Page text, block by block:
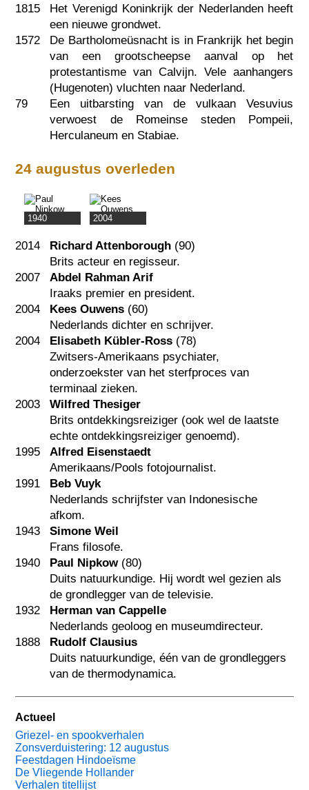
1815
Het Verenigd Koninkrijk der Nederlanden heeft
een nieuwe grondwet.
1572
De Bartholomeüsnacht is in Frankrijk het begin
van een grootscheepse aanval op het
protestantisme van Calvijn. Vele aanhangers
(Hugenoten) vluchten naar Nederland.
79
Een uitbarsting van de vulkaan Vesuvius
verwoest de Romeinse steden Pompeii,
Herculaneum en Stabiae.
24 augustus overleden
1940 2004
2014 Richard Attenborough (90)
Brits acteur en regisseur.
2007
Abdel Rahman Arif
Iraaks premier en president.
2004
Kees Ouwens (60)
Nederlands dichter en schrijver.
2004
Elisabeth Kübler-Ross (78)
Zwitsers-Amerikaans psychiater,
onderzoekster van het sterfproces van
terminaal zieken.
2003
Wilfred Thesiger
Brits ontdekkingsreiziger (ook wel de laatste
echte ontdekkingsreiziger genoemd).
1995
Alfred Eisenstaedt
Amerikaans/Pools fotojournalist.
1991
Beb Vuyk
Nederlands schrijfster van Indonesische
afkom.
1943
Simone Weil
Frans filosofe.
1940
Paul Nipkow(80)
Duits natuurkundige. Hij wordt wel gezien als
de grondlegger van de televisie.
1932
Herman van Cappelle
Nederlands geoloog en museumdirecteur.
1888
Rudolf Clausius
Duits natuurkundige, één van de grondleggers
van de thermodynamica.
Actueel
Griezel- en spookverhalen
Zonsverduistering: 12 augustus
Feestdagen Hindoeïsme
De Vliegende Hollander
Verhalen titellijst